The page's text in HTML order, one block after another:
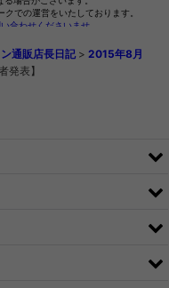
通販店長日記 > 2015年8月
発表】